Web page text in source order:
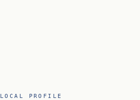
LOCAL PROFILE